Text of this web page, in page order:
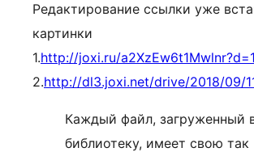
Редактирование ссылки уже
картинки
1.http://joxi.ru/a2XzEw6t1Mwlnr?d=1
2.http://dl3.joxi.net/drive/2018/09/
Каждый файл, загруженный
библиотеку, имеет свою так